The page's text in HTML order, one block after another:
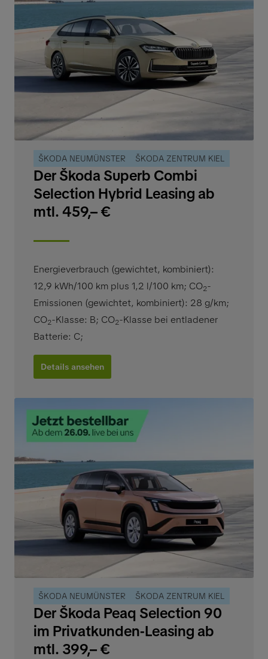
ŠKODA NEUMÜNSTER ŠKODA ZENTRUM KIEL
Der Škoda Superb Combi
Selection Hybrid Leasing ab
mtl. 459,– €
Energieverbrauch (gewichtet, kombiniert):
12,9 kWh/100 km plus 1,2 l/100 km; CO2-
Emissionen (gewichtet, kombiniert): 28 g/km;
CO2-Klasse: B; CO2-Klasse bei entladener
Batterie: C;
Details ansehen
ŠKODA NEUMÜNSTER ŠKODA ZENTRUM KIEL
Der Škoda Peaq Selection 90
im Privatkunden-Leasing ab
mtl. 399,– €